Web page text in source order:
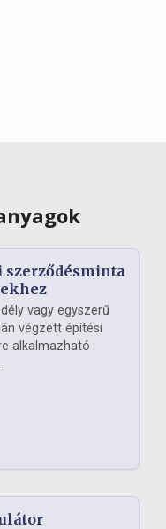
vagy egyszerű
végzett építési
alkalmazható